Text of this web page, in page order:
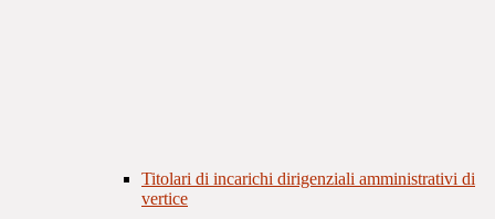
Titolari di incarichi dirigenziali amministrativi di
vertice